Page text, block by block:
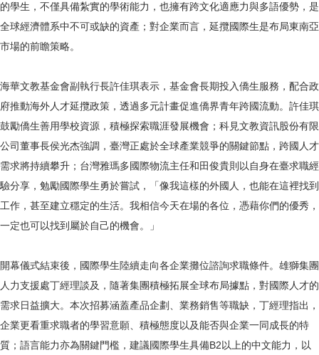
的學生，不僅具備紮實的學術能力，也擁有跨文化適應力與多語優勢，是
全球經濟體系中不可或缺的資產；對企業而言，延攬國際生是布局東南亞
市場的前瞻策略。
海華文教基金會副執行長許佳琪表示，基金會長期投入僑生服務，配合政
府推動海外人才延攬政策，透過多元計畫促進僑界青年跨國流動。許佳琪
鼓勵僑生善用學校資源，積極探索職涯發展機會；科見文教資訊股份有限
公司董事長侯光杰強調，臺灣正處於全球產業競爭的關鍵節點，跨國人才
需求將持續攀升；台灣雅瑪多國際物流主任和田俊貴則以自身在臺求職經
驗分享，勉勵國際學生勇於嘗試，「像我這樣的外國人，也能在這裡找到
工作，甚至建立穩定的生活。我相信今天在場的各位，憑藉你們的優秀，
一定也可以找到屬於自己的機會。」
開幕儀式結束後，國際學生陸續走向各企業攤位諮詢求職條件。雄獅集團
人力支援處丁經理談及，隨著集團積極拓展全球布局據點，對國際人才的
需求日益擴大。本次招募涵蓋產品企劃、業務銷售等職缺，丁經理指出，
企業更看重求職者的學習意願、積極態度以及能否與企業一同成長的特
質；語言能力亦為關鍵門檻，建議國際學生具備B2以上的中文能力，以